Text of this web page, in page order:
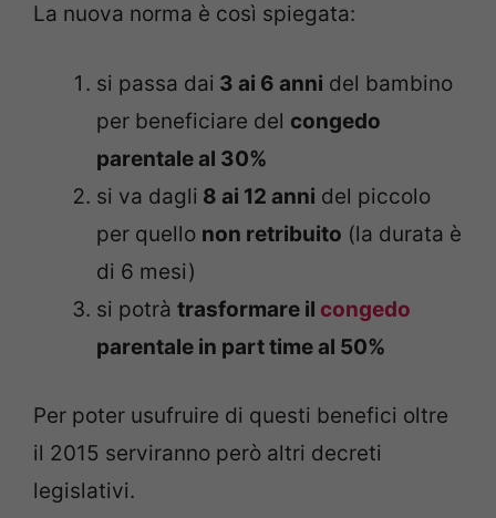
La nuova norma è così spiegata:
si passa dai 3 ai 6 anni del bambino
per beneficiare del congedo
parentale al 30%
si va dagli 8 ai 12 anni del piccolo
per quello non retribuito (la durata è
di 6 mesi)
si potrà trasformare il congedo
parentale in part time al 50%
Per poter usufruire di questi benefici oltre
il 2015 serviranno però altri decreti
legislativi.